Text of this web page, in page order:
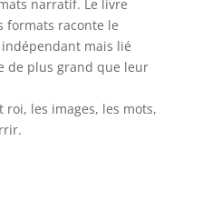
narratif. Le livre
formats raconte le
indépendant mais lié
de plus grand que leur
roi, les images, les mots,